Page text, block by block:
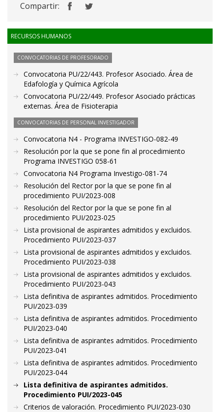
Compartir:
RECURSOS HUMANOS
CONVOCATORIAS DE PROFESORADO
Convocatoria PU/22/443. Profesor Asociado. Área de
Edafología y Química Agrícola
Convocatoria PU/22/449. Profesor Asociado prácticas
externas. Área de Fisioterapia
CONVOCATORIAS DE PERSONAL INVESTIGADOR
Convocatoria N4 - Programa INVESTIGO-082-49
Resolución por la que se pone fin al procedimiento
Programa INVESTIGO 058-61
Convocatoria N4 Programa Investigo-081-74
Resolución del Rector por la que se pone fin al
procedimiento PUI/2023-008
Resolución del Rector por la que se pone fin al
procedimiento PUI/2023-025
Lista provisional de aspirantes admitidos y excluidos.
Procedimiento PUI/2023-037
Lista provisional de aspirantes admitidos y excluidos.
Procedimiento PUI/2023-038
Lista provisional de aspirantes admitidos y excluidos.
Procedimiento PUI/2023-043
Lista definitiva de aspirantes admitidos. Procedimiento
PUI/2023-039
Lista definitiva de aspirantes admitidos. Procedimiento
PUI/2023-040
Lista definitiva de aspirantes admitidos. Procedimiento
PUI/2023-041
Lista definitiva de aspirantes admitidos. Procedimiento
PUI/2023-044
Lista definitiva de aspirantes admitidos.
Procedimiento PUI/2023-045
Criterios de valoración. Procedimiento PUI/2023-030